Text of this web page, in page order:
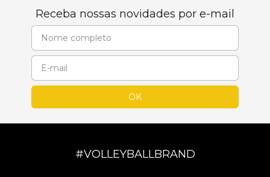
Receba nossas novidades por e-mail
#VOLLEYBALLBRAND